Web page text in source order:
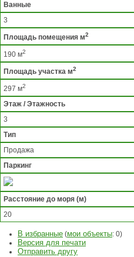
Ванные
3
Площадь помещения м2
190 м2
Площадь участка м2
297 м2
Этаж / Этажность
3
Тип
Продажа
Паркинг
Расстояние до моря (м)
20
В избранные (мои объекты: 0)
Версия для печати
Отправить другу